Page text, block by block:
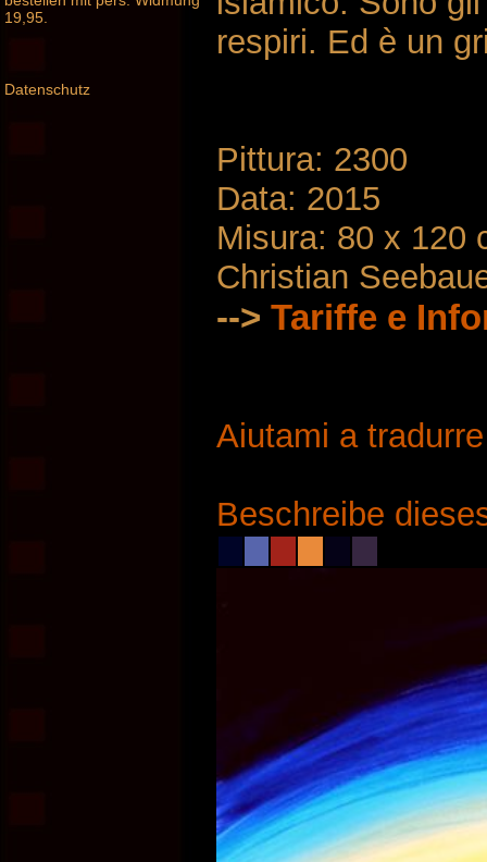
19,95.
Datenschutz
respiri. Ed è un
Pittura: 2300
Data: 2015
Misura: 80 x 120
Christian
--> Tariffe e
Aiutami a
Beschreibe